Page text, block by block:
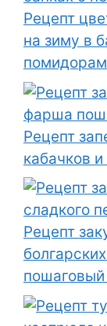
Рецепт
на зиму в
Рецепт
кабачков
Рецепт